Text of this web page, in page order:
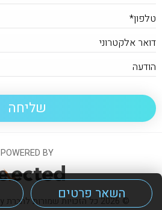
השאר פרטים
POWERED BY
© 2026 כל הזכויות שמורות לחברת NewPay קופה רושמת